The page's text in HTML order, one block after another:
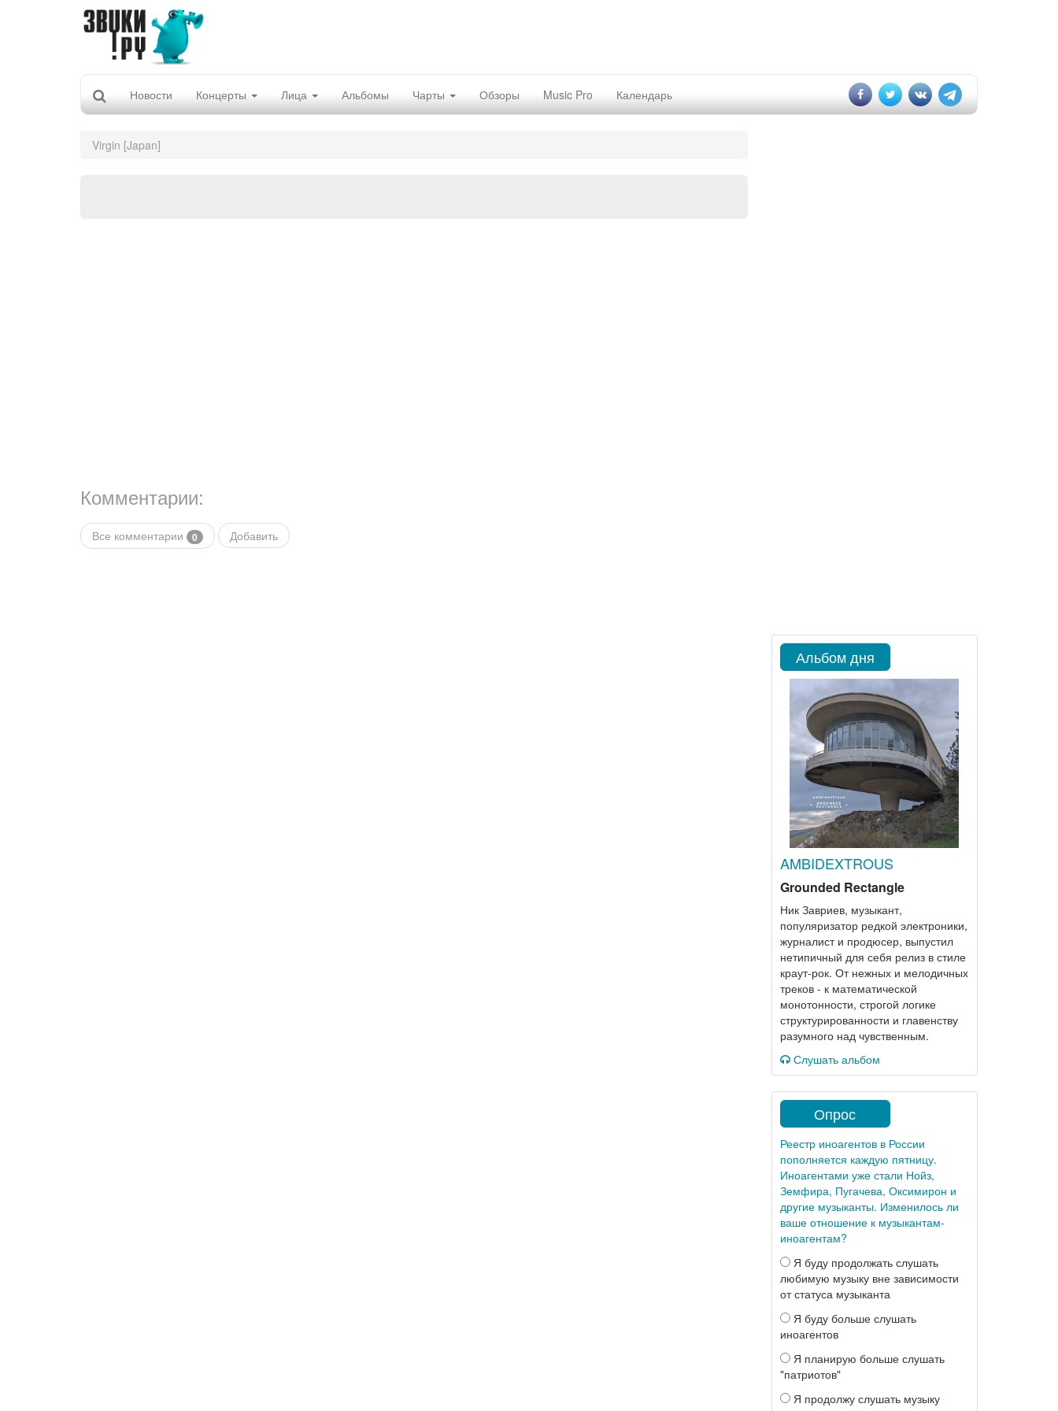
Новости Концерты Лица Альбомы Чарты Обзоры Music Pro Календарь
Virgin [Japan]
Комментарии:
Все комментарии 0 Добавить
Альбом дня
AMBIDEXTROUS
Grounded Rectangle
Ник Завриев, музыкант,
популяризатор редкой электроники,
журналист и продюсер, выпустил
нетипичный для себя релиз в стиле
краут-рок. От нежных и мелодичных
треков - к математической
монотонности, строгой логике
структурированности и главенству
разумного над чувственным.
Слушать альбом
Опрос
Реестр иноагентов в России
пополняется каждую пятницу.
Иноагентами уже стали Нойз,
Земфира, Пугачева, Оксимирон и
другие музыканты. Изменилось ли
ваше отношение к музыкантам-
иноагентам?
Я буду продолжать слушать
любимую музыку вне зависимости
от статуса музыканта
Я буду больше слушать
иноагентов
Я планирую больше слушать
"патриотов"
Я продолжу слушать музыку